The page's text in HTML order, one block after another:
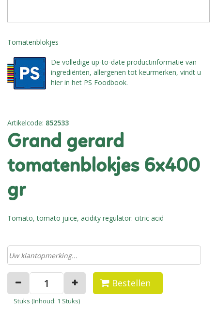
Tomatenblokjes
De volledige up-to-date productinformatie van
ingrediënten, allergenen tot keurmerken, vindt u
hier in het PS Foodbook.
Artikelcode: 852533
grand gerard
tomatenblokjes 6x400
gr
Tomato, tomato juice, acidity regulator: citric acid
Bestellen
Stuks (Inhoud: 1 Stuks)